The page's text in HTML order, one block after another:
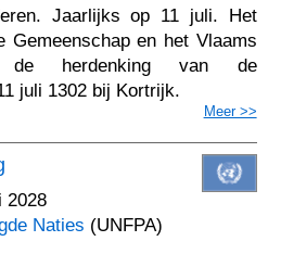
Jaarlijks op 11 juli. Het
Gemeenschap en het Vlaams
herdenking van de
juli 1302 bij Kortrijk.
Meer >>
2028
Naties (UNFPA)